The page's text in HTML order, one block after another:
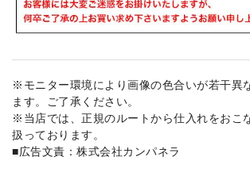
※モニター環境により画像の色合いが若干異
ます。ご了承ください。
※当店では、正規のルートから仕入れをおこ
扱っております。
■広告文責：株式会社カンパネラ